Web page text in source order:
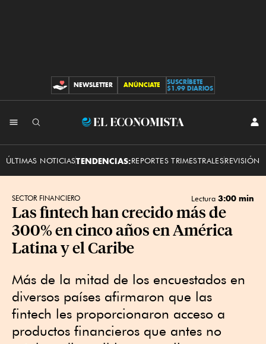
CONTRIBUCIONES
NEWSLETTER ANÚNCIATE
SUSCRÍBETE
$1.99 DIARIOS
El
ÚLTIMAS NOTICIASTENDENCIAS:REPORTES TRIMESTRALESREVISIÓN
SECTOR FINANCIERO Lectura 3:00 min
Las fintech han crecido más de
300% en cinco años en América
Latina y el Caribe
Más de la mitad de los encuestados en
diversos países afirmaron que las
fintech les proporcionaron acceso a
productos financieros que antes no